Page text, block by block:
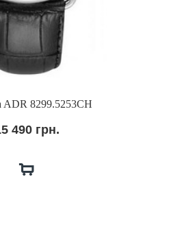
ADR 8299.5253CH
490 грн.